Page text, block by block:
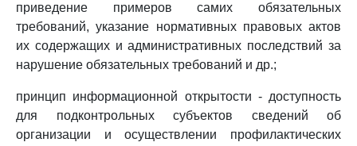
приведение примеров самих обязательных
требований, указание нормативных правовых актов
их содержащих и административных последствий за
нарушение обязательных требований и др.;
принцип информационной открытости - доступность
для подконтрольных субъектов сведений об
организации и осуществлении профилактических